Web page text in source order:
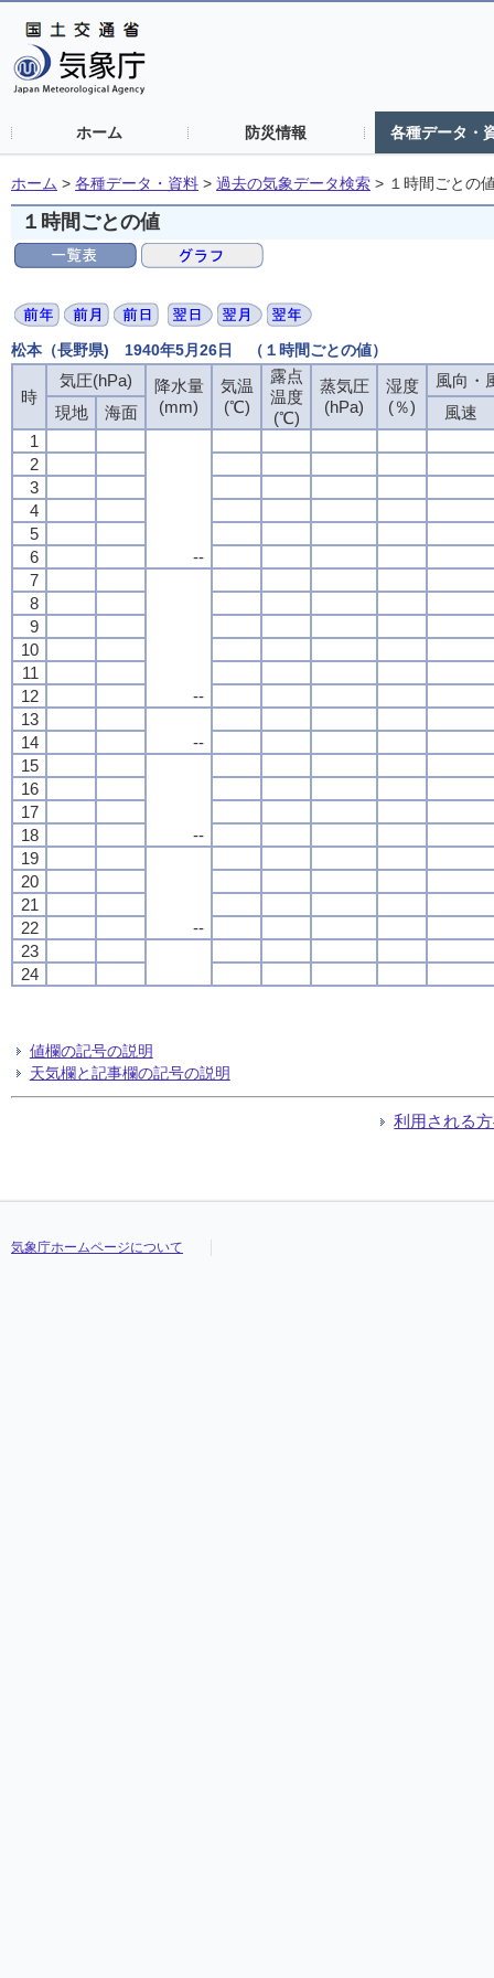
ホーム 防災情報 各種データ・
ホーム > 各種データ・資料 > 過去の気象データ検索 > １時間ごとの
１時間ごとの値
松本（長野県) 1940年5月26日 （１時間ごとの値）
時
気圧(hPa)
降水量
(mm)
気温
(℃)
露点
温度
(℃)
蒸気圧
(hPa)
湿度
(％)
風向・
現地
海面
風速
1
--
2
3
4
5
6
7
--
8
9
10
11
12
13
--
14
15
--
16
17
18
19
--
20
21
22
23
24
値欄の記号の説明
天気欄と記事欄の記号の説明
利用される
気象庁ホームページについて